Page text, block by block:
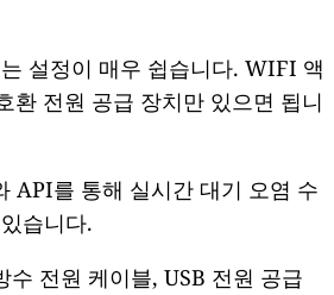
설정이 매우 쉽습니다. WIFI 액
환 전원 공급 장치만 있으면 됩니
API를 통해 실시간 대기 오염 수
습니다.
수 전원 케이블, USB 전원 공급